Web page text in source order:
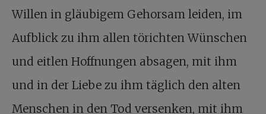
Willen in gläubigem Gehorsam leiden, im
Aufblick zu ihm allen törichten Wünschen
und eitlen Hoffnungen absagen, mit ihm
und in der Liebe zu ihm täglich den alten
Menschen in den Tod versenken, mit ihm